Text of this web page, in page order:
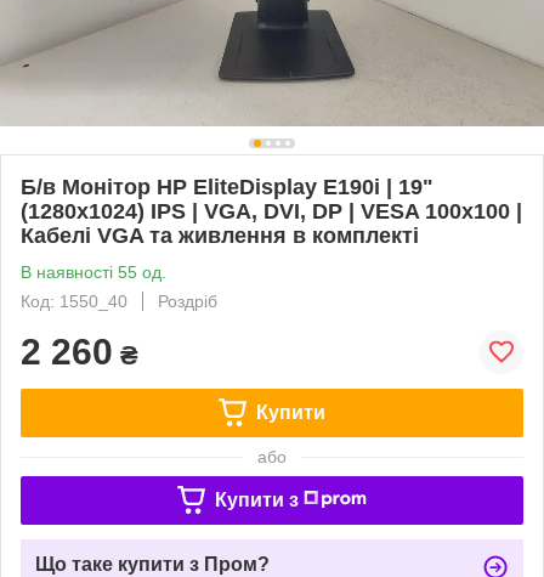
Б/в Монітор HP EliteDisplay E190i | 19"
(1280x1024) IPS | VGA, DVI, DP | VESA 100x100 |
Кабелі VGA та живлення в комплекті
В наявності 55 од.
Код: 1550_40
Роздріб
2 260 ₴
Купити
або
Купити з
Що таке купити з Пром?